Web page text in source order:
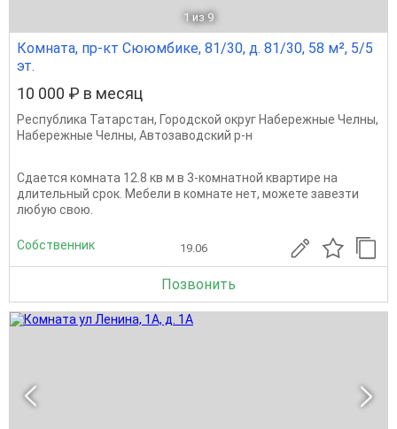
1 из 9
Комната, пр-кт Сююмбике, 81/30, д. 81/30, 58 м², 5/5
эт.
10 000 ₽ в месяц
Республика Татарстан, Городской округ Набережные Челны,
Набережные Челны, Автозаводский р-н
Сдается комната 12.8 кв м в 3-комнатной квартире на
длительный срок. Мебели в комнате нет, можете завезти
любую свою.
Собственник 19.06
Позвонить